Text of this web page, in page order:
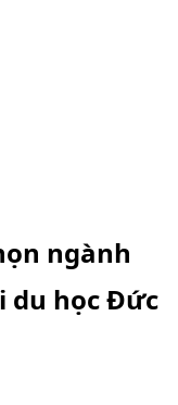
ngành
du học Đức